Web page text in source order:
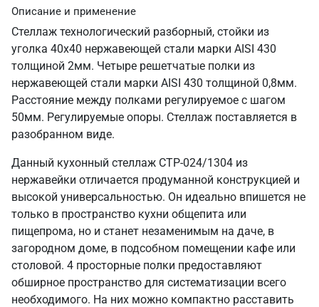
Описание и применение
Стеллаж технологический разборный, стойки из
уголка 40х40 нержавеющей стали марки AISI 430
толщиной 2мм. Четыре решетчатые полки из
нержавеющей стали марки AISI 430 толщиной 0,8мм.
Расстояние между полками регулируемое с шагом
50мм. Регулируемые опоры. Стеллаж поставляется в
разобранном виде.
Данный кухонный стеллаж СТР-024/1304 из
нержавейки отличается продуманной конструкцией и
высокой универсальностью. Он идеально впишется не
только в пространство кухни общепита или
пищепрома, но и станет незаменимым на даче, в
загородном доме, в подсобном помещении кафе или
столовой. 4 просторные полки предоставляют
обширное пространство для систематизации всего
необходимого. На них можно компактно расставить